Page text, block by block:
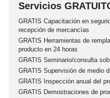
Servicios
GRATIS Capacitación en
recepción de mercancías
GRATIS Herramientas de
producto en 24 horas
GRATIS Seminario/consulta
GRATIS Supervisión de medio
GRATIS Inspección anual del
GRATIS Demostraciones de